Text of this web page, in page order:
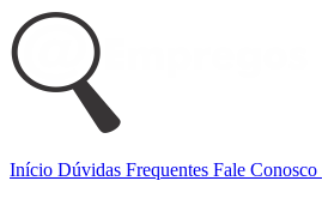
Início Dúvidas Frequentes Fale Conosco